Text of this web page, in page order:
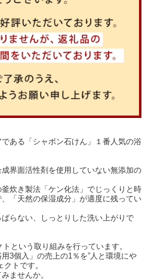
ある「シャボン石けん」１番人気の浴
界面活性剤を使用していない無添加の
炊き製法「ケン化法」でじっくりと時
「天然の保湿成分」が適度に残ってい
らない、しっとりした洗い上がりで
という取り組みを行っています。
3個入」の売上の1％を”人と環境にや
トです。
ませんか。